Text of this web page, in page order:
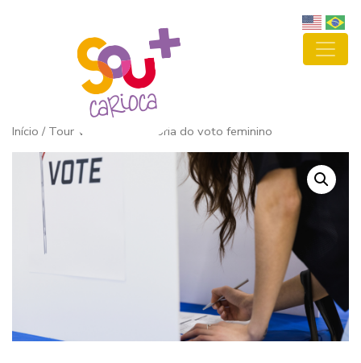
Início / Tour Virtual – A história do voto feminino